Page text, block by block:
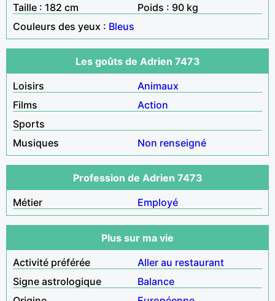
Taille : 182 cm
Poids : 90 kg
Couleurs des yeux : Bleus
Les goûts de Adrien 7473
Loisirs
Animaux
Films
Action
Sports
Musiques
Non renseigné
Profession de Adrien 7473
Métier
Employé
Plus sur ma vie
Activité préférée
Aller au restaurant
Signe astrologique
Balance